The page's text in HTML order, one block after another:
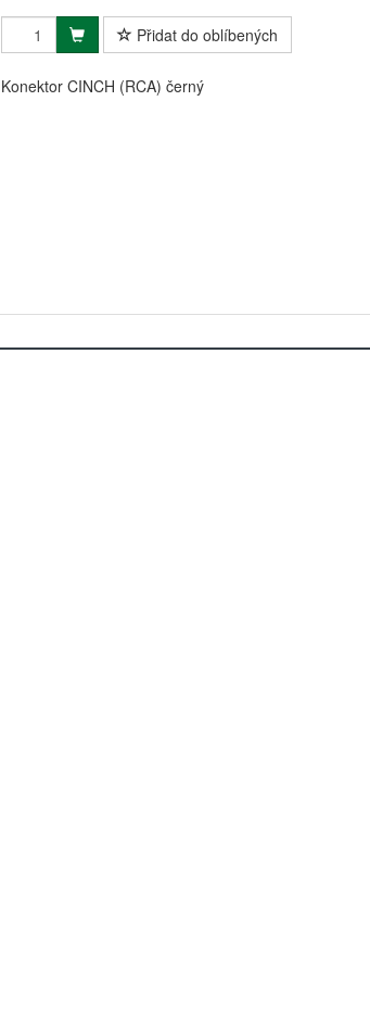
Přidat do oblíbených
Konektor CINCH (RCA) černý